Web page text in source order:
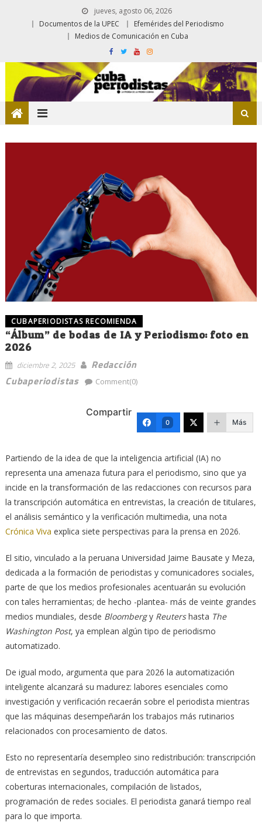
jueves, agosto 06, 2026
Documentos de la UPEC
Efemérides del Periodismo
Medios de Comunicación en Cuba
CUBAPERIODISTAS RECOMIENDA
“Álbum” de bodas de IA y Periodismo: foto en
2026
diciembre 2, 2025
Redacción
Cubaperiodistas
Comment(0)
Compartir
0 Más
Partiendo de la idea de que la inteligencia artificial (IA) no
representa una amenaza futura para el periodismo, sino que ya
incide en la transformación de las redacciones con recursos para
la transcripción automática en entrevistas, la creación de titulares,
el análisis semántico y la verificación multimedia, una nota
Crónica Viva explica siete perspectivas para la prensa en 2026.
El sitio, vinculado a la peruana Universidad Jaime Bausate y Meza,
dedicada a la formación de periodistas y comunicadores sociales,
parte de que los medios profesionales acentuarán su evolución
con tales herramientas; de hecho -plantea- más de veinte grandes
medios mundiales, desde Bloombergy Reutershasta The
Washington Post, ya emplean algún tipo de periodismo
automatizado.
De igual modo, argumenta que para 2026 la automatización
inteligente alcanzará su madurez: labores esenciales como
investigación y verificación recaerán sobre el periodista mientras
que las máquinas desempeñarán los trabajos más rutinarios
relacionados con procesamiento de datos.
Esto no representaría desempleo sino redistribución: transcripción
de entrevistas en segundos, traducción automática para
coberturas internacionales, compilación de listados,
programación de redes sociales. El periodista ganará tiempo real
para lo que importa.